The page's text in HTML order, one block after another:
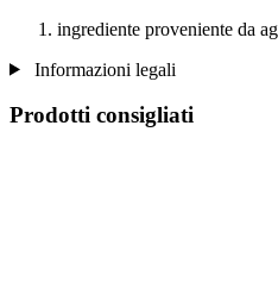
ingrediente proveniente da
Informazioni legali
Prodotti consigliati